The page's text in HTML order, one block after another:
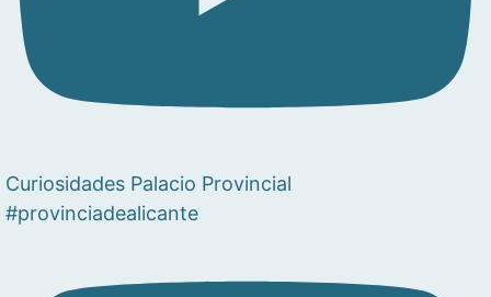
Curiosidades Palacio Provincial
#provinciadealicante